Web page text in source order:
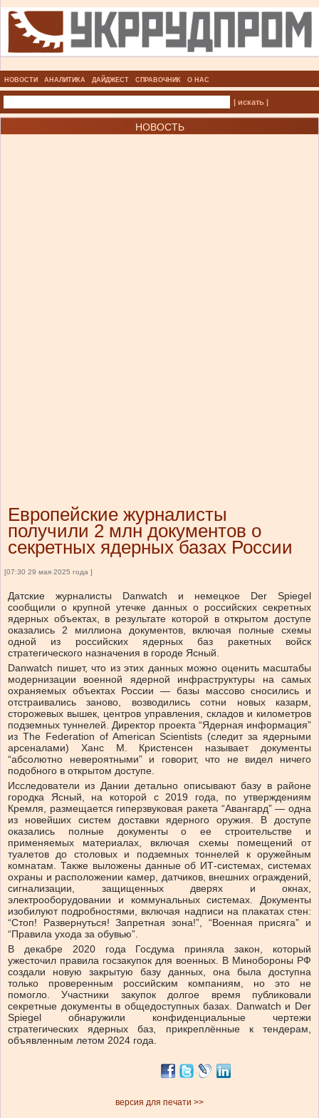
НОВОСТИ АНАЛИТИКА ДАЙДЖЕСТ СПРАВОЧНИК О НАС
| искать |
НОВОСТЬ
Европейские журналисты
получили 2 млн документов о
секретных ядерных базах России
[07:30 29 мая 2025 года ]
Датские журналисты Danwatch и немецкое Der Spiegel
сообщили о крупной утечке данных о российских секретных
ядерных объектах, в результате которой в открытом доступе
оказались 2 миллиона документов, включая полные схемы
одной из российских ядерных баз ракетных войск
стратегического назначения в городе Ясный.
Danwatch пишет, что из этих данных можно оценить масштабы
модернизации военной ядерной инфраструктуры на самых
охраняемых объектах России — базы массово сносились и
отстраивались заново, возводились сотни новых казарм,
сторожевых вышек, центров управления, складов и километров
подземных туннелей. Директор проекта “Ядерная информация”
из The Federation of American Scientists (следит за ядерными
арсеналами) Ханс М. Кристенсен называет документы
“абсолютно невероятными” и говорит, что не видел ничего
подобного в открытом доступе.
Исследователи из Дании детально описывают базу в районе
городка Ясный, на которой с 2019 года, по утверждениям
Кремля, размещается гиперзвуковая ракета “Авангард” — одна
из новейших систем доставки ядерного оружия. В доступе
оказались полные документы о ее строительстве и
применяемых материалах, включая схемы помещений от
туалетов до столовых и подземных тоннелей к оружейным
комнатам. Также выложены данные об ИТ-системах, системах
охраны и расположении камер, датчиков, внешних ограждений,
сигнализации, защищенных дверях и окнах,
электрооборудовании и коммунальных системах. Документы
изобилуют подробностями, включая надписи на плакатах стен:
“Стоп! Развернуться! Запретная зона!”, “Военная присяга” и
“Правила ухода за обувью”.
В декабре 2020 года Госдума приняла закон, который
ужесточил правила госзакупок для военных. В Минобороны РФ
создали новую закрытую базу данных, она была доступна
только проверенным российским компаниям, но это не
помогло. Участники закупок долгое время публиковали
секретные документы в общедоступных базах. Danwatch и Der
Spiegel обнаружили конфиденциальные чертежи
стратегических ядерных баз, прикреплённые к тендерам,
объявленным летом 2024 года.
версия для печати >>